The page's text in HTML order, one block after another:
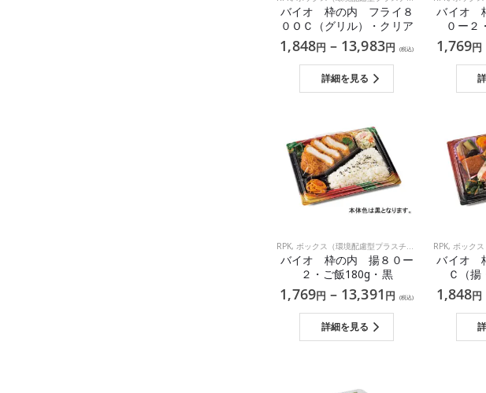
バイオ 枠の内 フライ８
０ＯＣ（グリル）・クリア
1,848円 – 13,983円 (税込)
詳細を見る
バイオ
０ー２
1,769円
RPK, ボックス（環境配慮型プラスチック） ,和食
バイオ 枠の内 揚８０ー
２・ご飯180g・黒
1,769円 – 13,391 円 (税込)
詳細を見る
RPK, ボックス
バイオ
Ｃ（揚
1,848円